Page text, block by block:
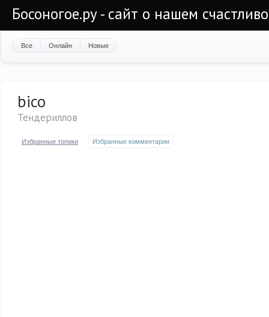
Босоногое.ру - сайт о нашем
Все Онлайн Новые
bico
Тендериллов
Избранные топики Избранные комментарии